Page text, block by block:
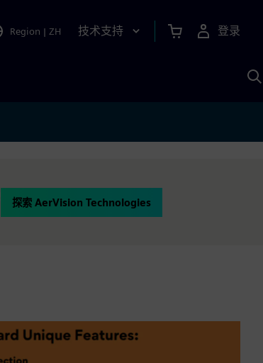
Region | ZH 技术支持 登录
探索 AerVision Technologies